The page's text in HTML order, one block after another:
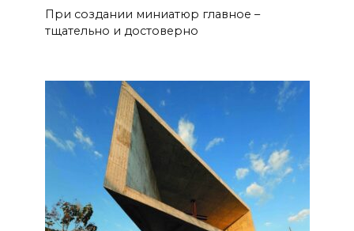
При создании миниатюр главное –
тщательно и достоверно